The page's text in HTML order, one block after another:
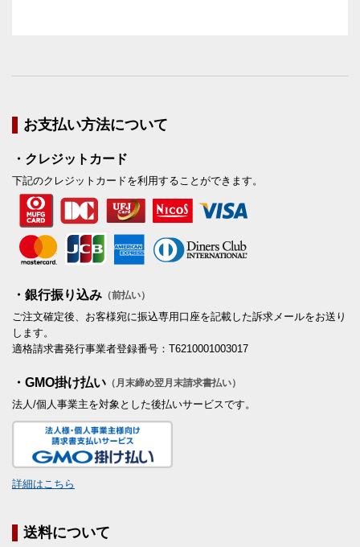
お支払い方法について
・クレジットカード
下記のクレジットカードを利用することができます。
・銀行振り込み （前払い）
ご注文確定後、お客様宛に振込専用口座を記載した訴求メールをお送り
します。
適格請求書発行事業者登録番号：T6210001003017
・GMO掛け払い （月末締め翌月末請求書払い）
法人/個人事業主を対象とした後払いサービスです。
詳細はこちら
送料について